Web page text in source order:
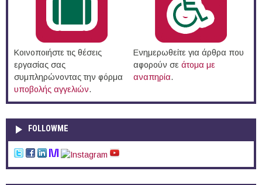
Κοινοποιήστε τις θέσεις
εργασίας σας
συμπληρώνοντας την φόρμα
υποβολής αγγελιών.
Ενημερωθείτε για άρθρα που
αφορούν σε άτομα με
αναπηρία.
FOLLOWME